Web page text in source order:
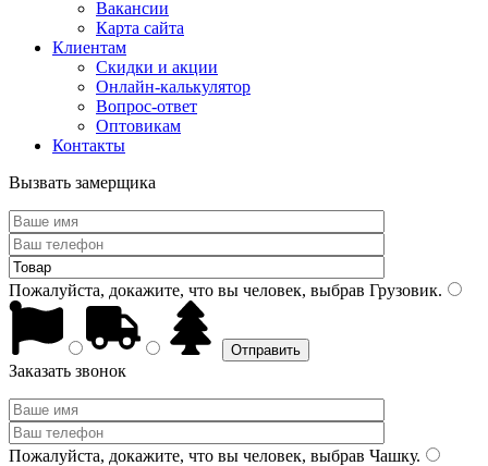
Вакансии
Карта сайта
Клиентам
Скидки и акции
Онлайн-калькулятор
Вопрос-ответ
Оптовикам
Контакты
Вызвать замерщика
Пожалуйста, докажите, что вы человек, выбрав Грузовик.
Заказать звонок
Пожалуйста, докажите, что вы человек, выбрав Чашку.